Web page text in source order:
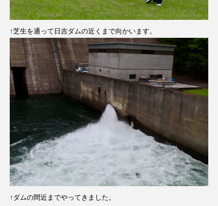
↑芝生を通って日吉ダムの近くまで向かいます。
↑ダムの間近までやってきました。